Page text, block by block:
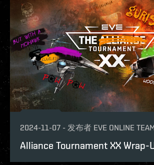
2024-11-07 - 发布者 EVE ONLINE
Alliance Tournament XX Wrap-